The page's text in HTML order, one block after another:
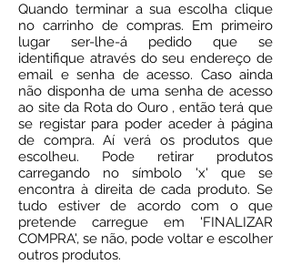
Quando terminar a sua escolha clique
no carrinho de compras. Em primeiro
lugar ser-lhe-á pedido que se
identifique através do seu endereço de
email e senha de acesso. Caso ainda
não disponha de uma senha de acesso
ao site da Rota do Ouro , então terá que
se registar para poder aceder à página
de compra. Aí verá os produtos que
escolheu. Pode retirar produtos
carregando no símbolo 'x' que se
encontra à direita de cada produto. Se
tudo estiver de acordo com o que
pretende carregue em 'FINALIZAR
COMPRA', se não, pode voltar e escolher
outros produtos.